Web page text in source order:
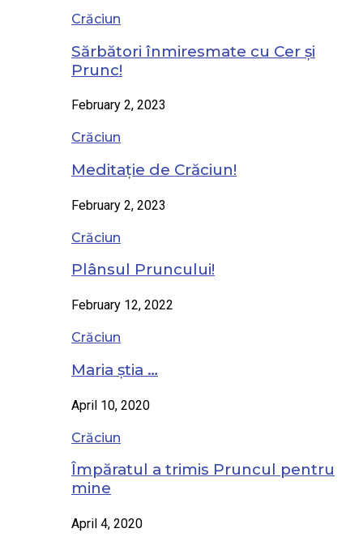
Crăciun
Sărbători înmiresmate cu Cer și
Prunc!
February 2, 2023
Crăciun
Meditație de Crăciun!
February 2, 2023
Crăciun
Plânsul Pruncului!
February 12, 2022
Crăciun
Maria știa …
April 10, 2020
Crăciun
Împăratul a trimis Pruncul pentru
mine
April 4, 2020